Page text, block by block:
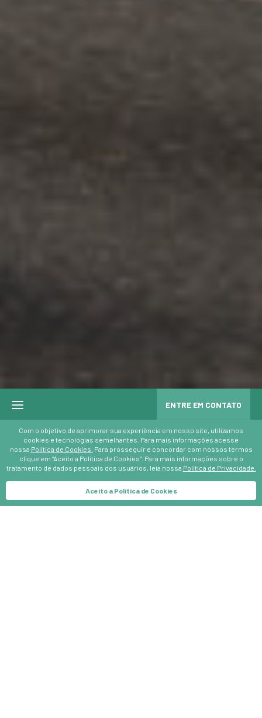
ENTRE EM CONTATO
RELACIONAMENTO AO CLIENTE
Com o objetivo de aprimorar sua experiência em nosso site, utilizamos
cookies e tecnologias semelhantes. Para mais informações acesse
nossa Política de Cookies. Para prosseguir e concordar com nossos termos
clique em “Aceito a Política de Cookies”. Para mais informações sobre o
tratamento de dados pessoais dos usuários, leia nossa Política de Privacidade.
Aceito a Política de Cookies